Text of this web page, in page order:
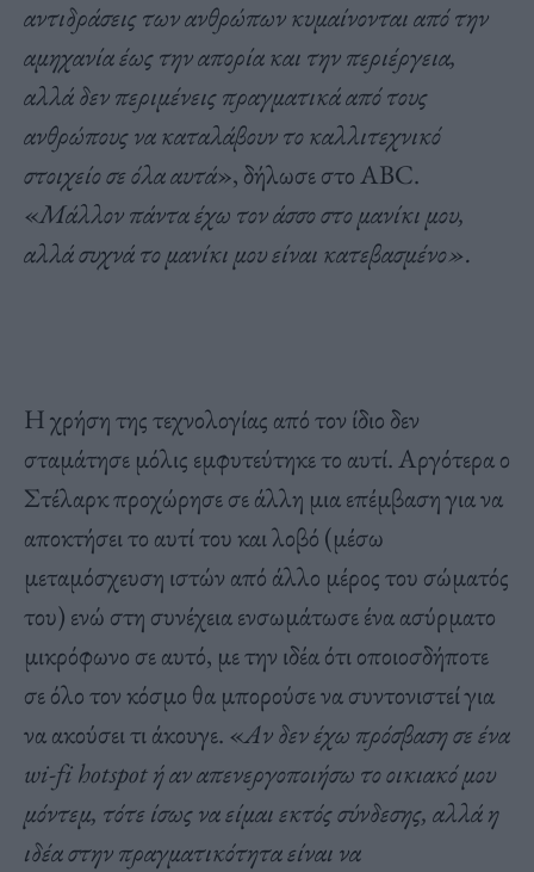
αντιδράσεις των ανθρώπων κυμαίνονται από την
αμηχανία έως την απορία και την περιέργεια,
αλλά δεν περιμένεις πραγματικά από τους
ανθρώπους να καταλάβουν το καλλιτεχνικό
στοιχείο σε όλα αυτά», δήλωσε στο ABC.
«Μάλλον πάντα έχω τον άσσο στο μανίκι μου,
αλλά συχνά το μανίκι μου είναι κατεβασμένο».
Η χρήση της τεχνολογίας από τον ίδιο δεν
σταμάτησε μόλις εμφυτεύτηκε το αυτί. Αργότερα ο
Στέλαρκ προχώρησε σε άλλη μια επέμβαση για να
αποκτήσει το αυτί του και λοβό (μέσω
μεταμόσχευση ιστών από άλλο μέρος του σώματός
του) ενώ στη συνέχεια ενσωμάτωσε ένα ασύρματο
μικρόφωνο σε αυτό, με την ιδέα ότι οποιοσδήποτε
σε όλο τον κόσμο θα μπορούσε να συντονιστεί για
να ακούσει τι άκουγε. «Αν δεν έχω πρόσβαση σε ένα
wi-fihotspotή αν απενεργοποιήσω το οικιακό μου
μόντεμ, τότε ίσως να είμαι εκτός σύνδεσης, αλλά η
ιδέα στην πραγματικότητα είναι να